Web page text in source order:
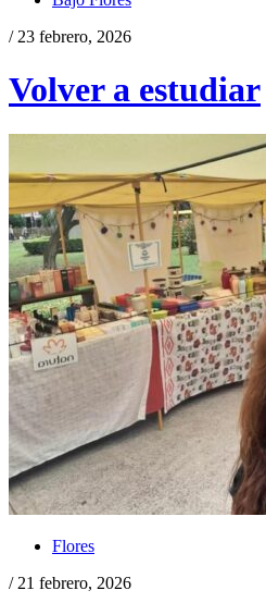
/ 23 febrero, 2026
Volver a estudiar
Flores
/ 21 febrero, 2026